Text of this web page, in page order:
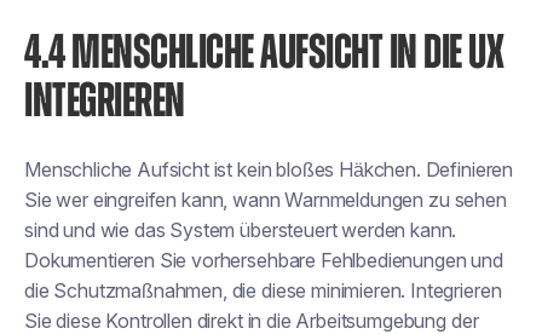
4.4 MENSCHLICHE AUFSICHT IN DIE UX
INTEGRIEREN
Menschliche Aufsicht ist kein bloßes Häkchen. Definieren
Siewereingreifen kann,wann Warnmeldungen zu sehen
sind und wie das System übersteuert werden kann.
Dokumentieren Sie vorhersehbare Fehlbedienungen und
die Schutzmaßnahmen, die diese minimieren. Integrieren
Sie diese Kontrollen direkt in die Arbeitsumgebung der